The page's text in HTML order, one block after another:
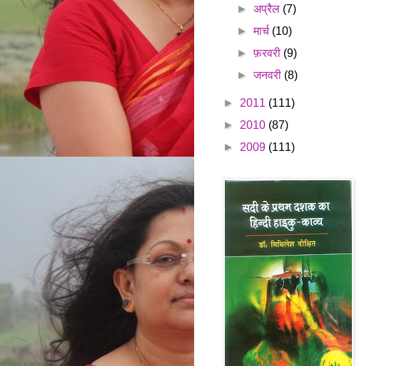
►अप्रैल (7)
►मार्च (10)
►फ़रवरी (9)
►जनवरी (8)
► 2011 (111)
► 2010 (87)
► 2009 (111)